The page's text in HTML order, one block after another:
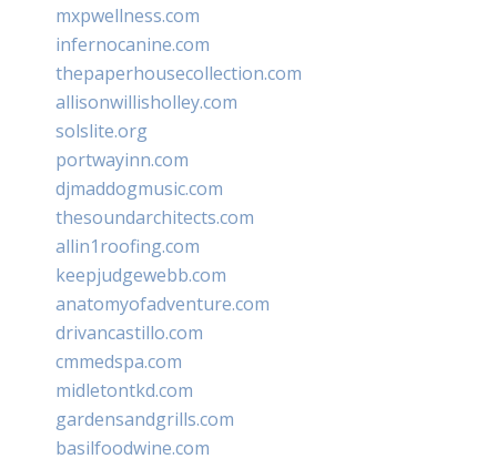
mxpwellness.com
infernocanine.com
thepaperhousecollection.com
allisonwillisholley.com
solslite.org
portwayinn.com
djmaddogmusic.com
thesoundarchitects.com
allin1roofing.com
keepjudgewebb.com
anatomyofadventure.com
drivancastillo.com
cmmedspa.com
midletontkd.com
gardensandgrills.com
basilfoodwine.com